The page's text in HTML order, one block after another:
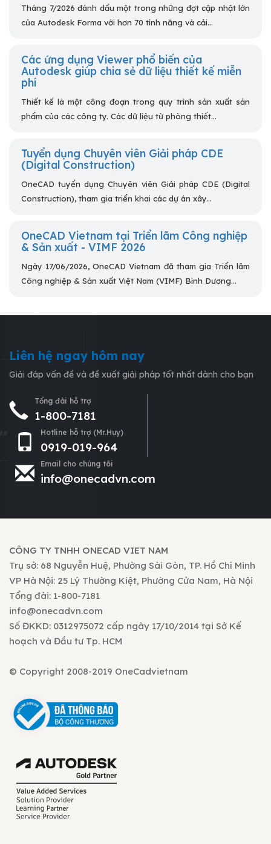
Tháng 7/2026 đánh dấu một trong những đợt cập nhật lớn
của Autodesk Forma với hơn 70 tính năng và cải...
Các ứng dụng Viewer phổ biến của
Autodesk giúp chia sẻ dữ liệu thiết kế miễn
phí
Thiết kế là một công đoạn trong quy trình sản xuất sản
phẩm của các công ty. Các dữ liệu từ phòng thiết...
Tuyển dụng Chuyên viên Giải pháp CDE
(Digital Construction)
OneCAD tuyển dụng Chuyên viên Giải pháp CDE (Digital
Construction), tham gia triển khai các dự án xây...
OneCAD Vietnam tại Triển lãm Công nghiệp
& Sản xuất - VIMF 2026
Ngày 17/06/2026, OneCAD Vietnam đã tham gia Triển lãm
Công nghiệp & Sản xuất Việt Nam (VIMF) Bình Dương...
Liên hệ ngay hôm nay
Giải đáp vấn đề và đề xuất giải pháp tốt nhất dành cho bạn
Tổng đài hỗ trợ
1-800-7181
Hotline hỗ trợ (Mr.Huy)
0919-019-964
Email cho chúng tôi
info@onecadvn.com
CÔNG TY TNHH ONECAD VIET NAM
Trụ sở: 68 Nguyễn Huệ, Phường Sài Gòn, TP. Hồ Chí Minh
VP Hà Nội: 25 Lý Thường Kiệt, Phường Cửa Nam, Hà Nội
Tổng đài: 1-800-7181
info@onecadvn.com
Số ĐKKD: 0312975072 cấp ngày 17/10/2014 tại Sở Kế
hoạch và Đầu tư Tp. HCM
© Copyright 2008-2019 OneCadvietnam